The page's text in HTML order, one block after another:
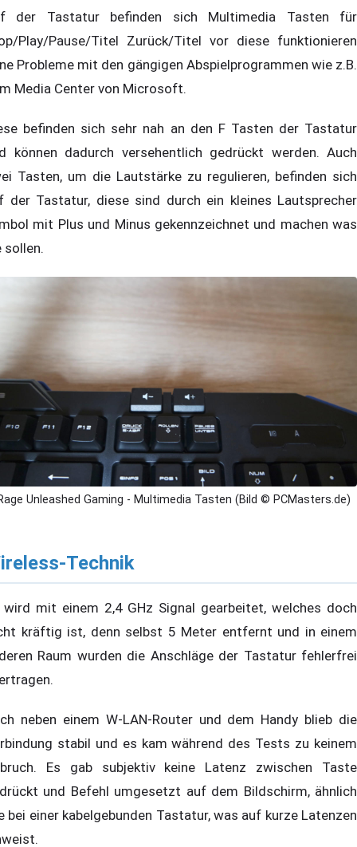
der Tastatur befinden sich Multimedia Tasten für
Play/Pause/Titel Zurück/Titel vor diese funktionieren
Probleme mit den gängigen Abspielprogrammen wie z.B.
Media Center von Microsoft.
befinden sich sehr nah an den F Tasten der Tastatur
können dadurch versehentlich gedrückt werden. Auch
Tasten, um die Lautstärke zu regulieren, befinden sich
der Tastatur, diese sind durch ein kleines Lautsprecher
mit Plus und Minus gekennzeichnet und machen was
sollen.
Unleashed Gaming - Multimedia Tasten (Bild © PCMasters.de)
Technik
wird mit einem 2,4 GHz Signal gearbeitet, welches doch
kräftig ist, denn selbst 5 Meter entfernt und in einem
Raum wurden die Anschläge der Tastatur fehlerfrei
neben einem W-LAN-Router und dem Handy blieb die
stabil und es kam während des Tests zu keinem
Es gab subjektiv keine Latenz zwischen Taste
und Befehl umgesetzt auf dem Bildschirm, ähnlich
bei einer kabelgebunden Tastatur, was auf kurze Latenzen